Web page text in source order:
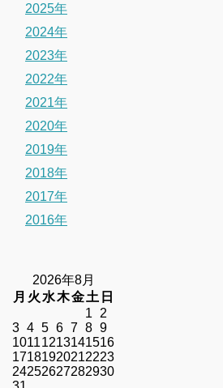
2025年
2024年
2023年
2022年
2021年
2020年
2019年
2018年
2017年
2016年
2026年8月
月 火 水木金土 日
1
2
3 4 5 6 7 8 9
10111213141516
17181920212223
24252627282930